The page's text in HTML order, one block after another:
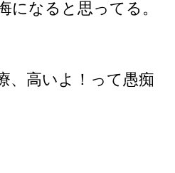
になると思ってる。
、高いよ！って愚痴